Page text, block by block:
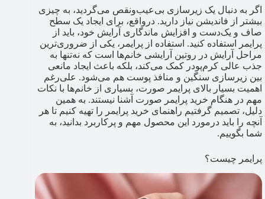
اگر به دنبال یک زیرسازی بی‌عیب‌ونقص می‌گردید، به چیزی
بیشتر از فاندیشن نیاز دارید. درواقع، برای ایجاد یک سطح
صاف و یک‌دست و افزایش ماندگاری آرایش خود، باید از
پرایمر استفاده کنید. استفاده از پرایمر، یکی از ضروری‌ترین
مراحل آرایش در روتین آرایشی خانم‌ها است که نه‌تنها به
جذب عالی کرم‌پودر کمک می‌کند، بلکه باعث ایجاد مانعی
بین زیرسازی سنگین و منافذ پوست هم می‌شود. علی‌رغم
اهمیت بسیار بالای پرایمر صورت، بسیاری از خانم‌ها با نکات
مهم در هنگام خرید پرایمر صورت آشنا نیستند. به همین
دلیل، تصمیم گرفتیم راهنمای خرید پرایمر را تهیه کنیم تا هر
آنچه را باید درمورد این محصول مهم و پرکاربرد بدانید، به
شما بگوییم.
پرایمر چیست؟